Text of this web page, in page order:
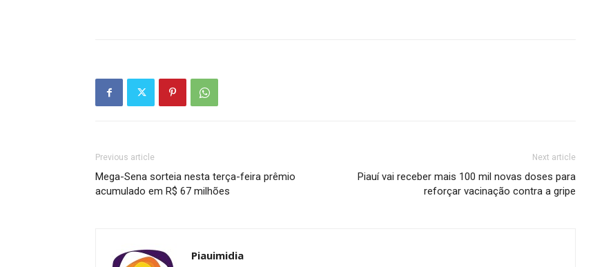
Previous article
Mega-Sena sorteia nesta terça-feira prêmio
acumulado em R$ 67 milhões
Next article
Piauí vai receber mais 100 mil novas doses para
reforçar vacinação contra a gripe
Piauimidia